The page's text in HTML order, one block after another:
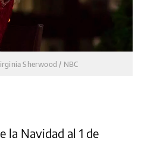
Sherwood / NBC
la Navidad al 1 de